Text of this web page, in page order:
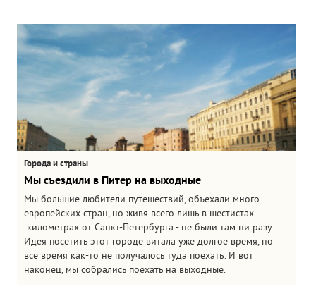
Города и страны:
Мы съездили в Питер на выходные
Мы большие любители путешествий, объехали много
европейских стран, но живя всего лишь в шестистах
километрах от Санкт-Петербурга - не были там ни разу.
Идея посетить этот городе витала уже долгое время, но
все время как-то не получалось туда поехать. И вот
наконец, мы собрались поехать на выходные.